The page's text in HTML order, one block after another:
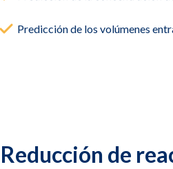
Predicción de los volúmenes
Reducción de